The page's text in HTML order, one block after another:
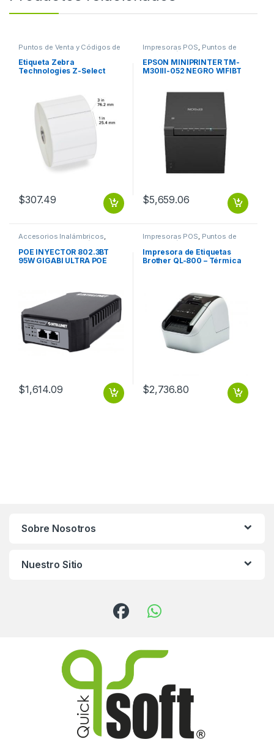
Puntos de Venta y Códigos de
Suministros POS Retail y
Auto ID
Etiqueta Zebra
Technologies Z-Select
$307.49
Impresoras POS Puntos de
Venta y Códigos de Barra
EPSON MINIPRINTER TM-
M30III-052 NEGRO WIFIBT
$5,659.06
Accesorios Inalámbricos,
Puntos de Venta y Códigos de
Barra
POE INYECTOR 802.3BT
95W GIGABI ULTRA POE
$1,614.09
Impresoras POS, Puntos de
Venta y Códigos de Barra
Impresora de Etiquetas
Brother QL-800 – Térmica
$2,736.80
Sobre Nosotros
Nuestro Sitio